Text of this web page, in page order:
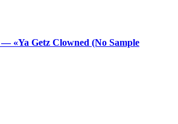
«Ya Getz Clowned (No Sample